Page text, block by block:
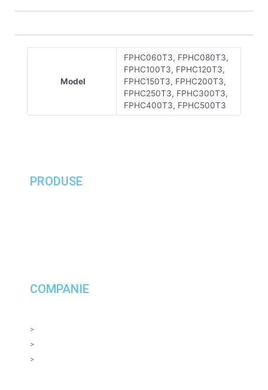
Model
FPHC060T3, FPHC080T3,
FPHC100T3, FPHC120T3,
FPHC150T3, FPHC200T3,
FPHC250T3, FPHC300T3,
FPHC400T3, FPHC500T3
PRODUSE
COMPANIE
>
>
>